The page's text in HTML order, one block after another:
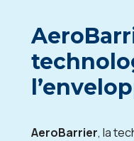
AeroBarrier, la